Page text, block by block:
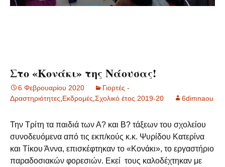
Στο «Κονάκι» της Νάουσας!
6 Φεβρουαρίου 2020
Γιορτές -
Δραστηριότητες Εκδρομές Σχολικό έτος 2019-20 6dimnaou
Την Τρίτη τα παιδιά των Α? και Β? τάξεων του σχολείου
συνοδευόμενα από τις εκπ/κούς κ.κ. Ψυρίδου Κατερίνα
και Τίκου Άννα, επισκέφτηκαν το «Κονάκι», το εργαστήριο
παραδοσιακών φορεσιών. Εκεί τους καλοδέχτηκαν με